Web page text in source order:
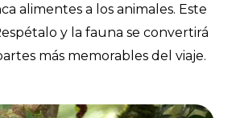
alimentes a los animales. Este
y la fauna se convertirá
más memorables del viaje.